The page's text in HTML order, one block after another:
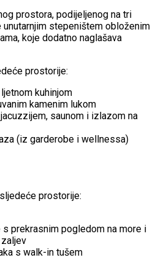
prostora, podijeljenog na tri
unutarnjim stepeništem obloženim
koje dodatno naglašava
prostorije:
kuhinjom
kamenim lukom
saunom i izlazom na
(iz garderobe i wellnessa)
prostorije:
prekrasnim pogledom na more i
s walk-in tušem